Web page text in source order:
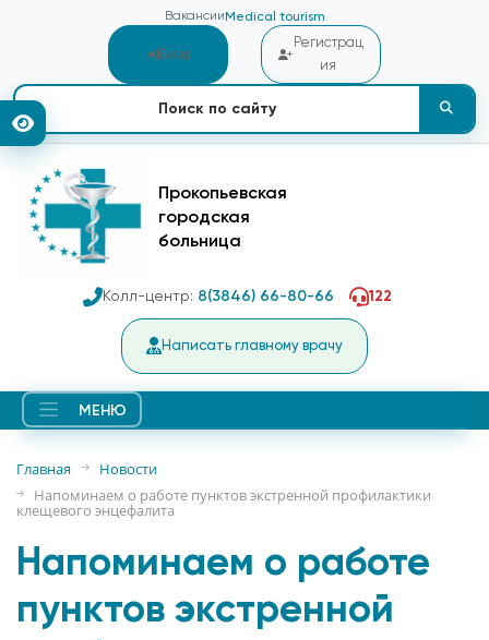
Вакансии Medical tourism
Вход
Регистрац
ия
Прокопьевская
городская
больница
Колл-центр: 8(3846) 66-80-66 122
Написать главному врачу
МЕНЮ
Главная
Новости
Напоминаем о работе пунктов экстренной профилактики
клещевого энцефалита
Напоминаем о работе
пунктов экстренной